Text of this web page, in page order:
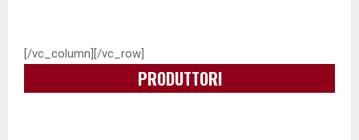
[/vc_column][/vc_row]
PRODUTTORI